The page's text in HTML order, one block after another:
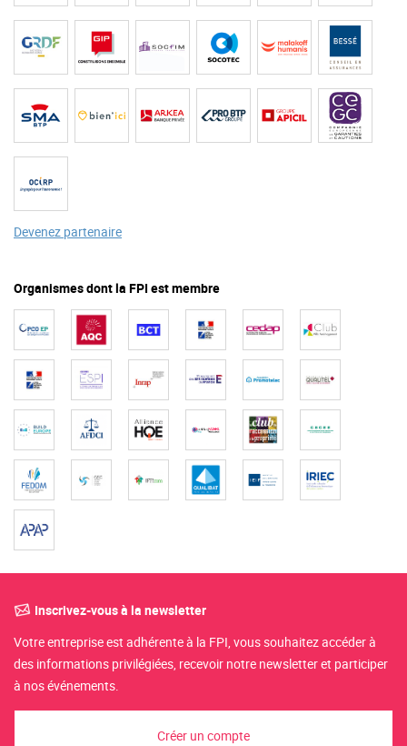
Devenez partenaire
Organismes dont la FPI est membre
Inscrivez-vous à la newsletter
Votre entreprise est adhérente à la FPI, vous souhaitez accéder à
des informations privilégiées, recevoir notre newsletter et participer
à nos événements.
Créer un compte